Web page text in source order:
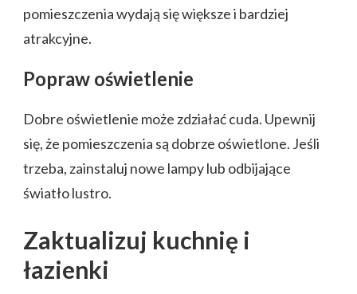
pomieszczenia wydają się większe i bardziej
atrakcyjne.
Popraw oświetlenie
Dobre oświetlenie może zdziałać cuda. Upewnij
się, że pomieszczenia są dobrze oświetlone. Jeśli
trzeba, zainstaluj nowe lampy lub odbijające
światło lustro.
Zaktualizuj kuchnię i
łazienki